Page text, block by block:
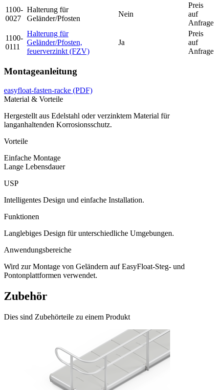
1100-
0027
Halterung für
Geländer/Pfosten
Nein
Preis
auf
Anfrage
1100-
0111
Halterung für
Geländer/Pfosten,
feuerverzinkt (FZV)
Ja
Preis
auf
Anfrage
Montageanleitung
easyfloat-fasten-racke (PDF)
Material & Vorteile
Hergestellt aus Edelstahl oder verzinktem Material für
langanhaltenden Korrosionsschutz.
Vorteile
Einfache Montage
Lange Lebensdauer
USP
Intelligentes Design und einfache Installation.
Funktionen
Langlebiges Design für unterschiedliche Umgebungen.
Anwendungsbereiche
Wird zur Montage von Geländern auf EasyFloat-Steg- und
Pontonplattformen verwendet.
Zubehör
Dies sind Zubehörteile zu einem Produkt